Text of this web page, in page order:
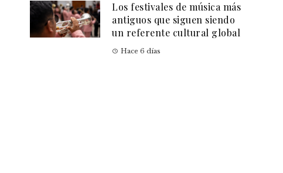
Los festivales de música más
antiguos que siguen siendo
un referente cultural global
Hace 6 días